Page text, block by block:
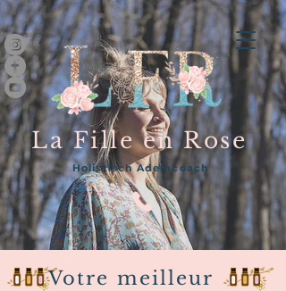
La Fille en Rose
Holistisch Ademcoach
Votre meilleur